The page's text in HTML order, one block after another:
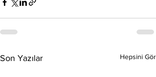
Son Yazılar Hepsini Gör